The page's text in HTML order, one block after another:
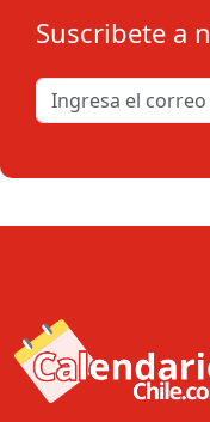
Suscribete a